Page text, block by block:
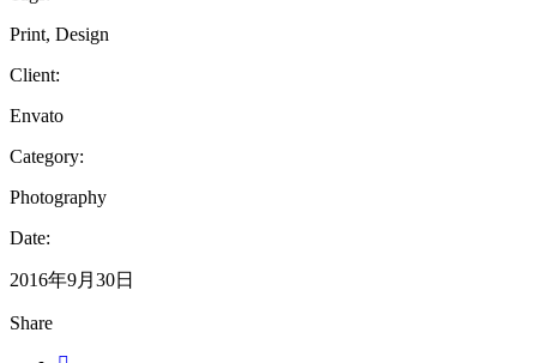
Print, Design
Client:
Envato
Category:
Photography
Date:
2016年9月30日
Share